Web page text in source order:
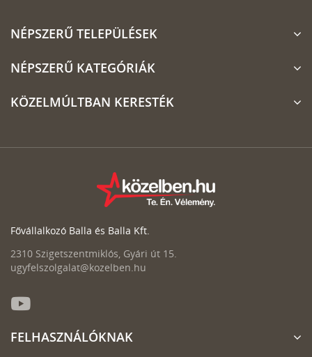
NÉPSZERŰ TELEPÜLÉSEK
NÉPSZERŰ KATEGÓRIÁK
KÖZELMÚLTBAN KERESTÉK
Fővállalkozó Balla és Balla Kft.
2310 Szigetszentmiklós, Gyári út 15.
ugyfelszolgalat@kozelben.hu
FELHASZNÁLÓKNAK